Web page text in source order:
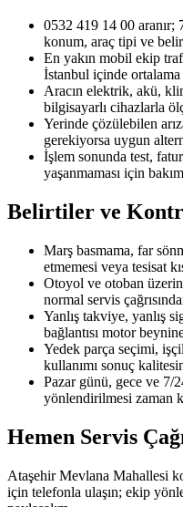
0532 419 14 00 aranır;
konum, araç tipi ve
En yakın mobil ekip
İstanbul içinde
Aracın elektrik, akü,
bilgisayarlı cihazlarla
Yerinde çözülebilen
gerekiyorsa uygun
İşlem sonunda test,
yaşanmaması için
Belirtiler ve
Marş basmama, far
etmemesi veya tesisat
Otoyol ve otoban
normal servis
Yanlış takviye, yanlış
bağlantısı motor
Yedek parça seçimi,
kullanımı sonuç
Pazar günü, gece ve 7/
yönlendirilmesi zaman
Hemen Servis
Ataşehir Mevlana Mahallesi
için telefonla ulaşın; ekip